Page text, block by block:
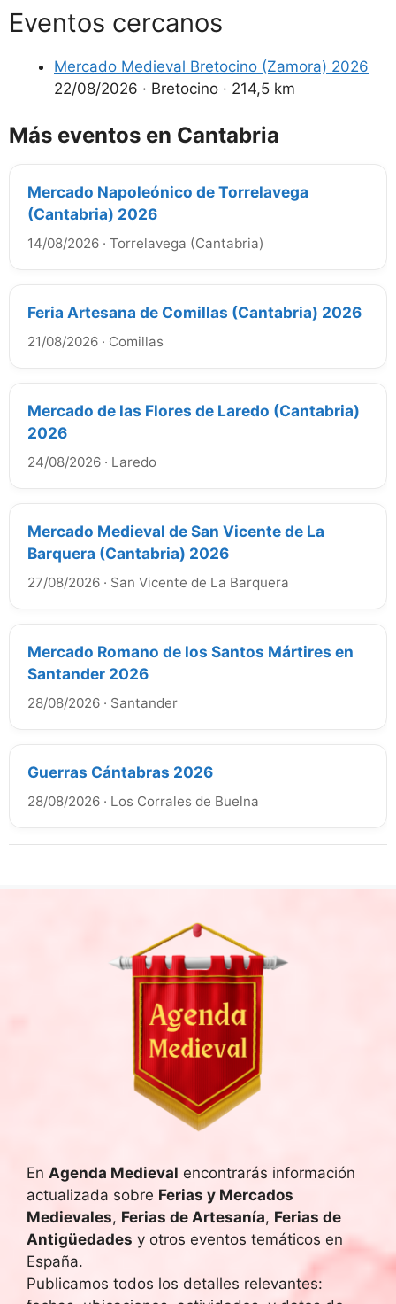
Eventos cercanos
Mercado Medieval Bretocino (Zamora) 2026
22/08/2026 · Bretocino · 214,5 km
Más eventos en Cantabria
Mercado Napoleónico de Torrelavega
(Cantabria) 2026
14/08/2026 · Torrelavega (Cantabria)
Feria Artesana de Comillas (Cantabria) 2026
21/08/2026 · Comillas
Mercado de las Flores de Laredo (Cantabria)
2026
24/08/2026 · Laredo
Mercado Medieval de San Vicente de La
Barquera (Cantabria) 2026
27/08/2026 · San Vicente de La Barquera
Mercado Romano de los Santos Mártires en
Santander 2026
28/08/2026 · Santander
Guerras Cántabras 2026
28/08/2026 · Los Corrales de Buelna
En Agenda Medieval encontrarás información
actualizada sobre Ferias y Mercados
Medievales, Ferias de Artesanía, Ferias de
Antigüedades y otros eventos temáticos en
España.
Publicamos todos los detalles relevantes: